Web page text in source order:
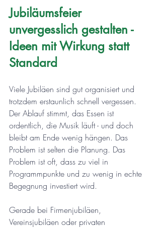
Jubiläumsfeier
unvergesslich gestalten -
Ideen mit Wirkung statt
Standard
Viele Jubiläen sind gut organisiert und
trotzdem erstaunlich schnell vergessen.
Der Ablauf stimmt, das Essen ist
ordentlich, die Musik läuft - und doch
bleibt am Ende wenig hängen. Das
Problem ist selten die Planung. Das
Problem ist oft, dass zu viel in
Programmpunkte und zu wenig in echte
Begegnung investiert wird.
Gerade bei Firmenjubiläen,
Vereinsjubiläen oder privaten